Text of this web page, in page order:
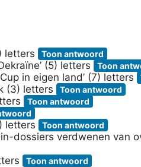
letters Toon antwoord
(5) letters Toon
in eigen land’ (7) letters
(3) letters Toon antwoord
Toon antwoord
letters Toon antwoord
dossiers verdwenen van
Toon antwoord